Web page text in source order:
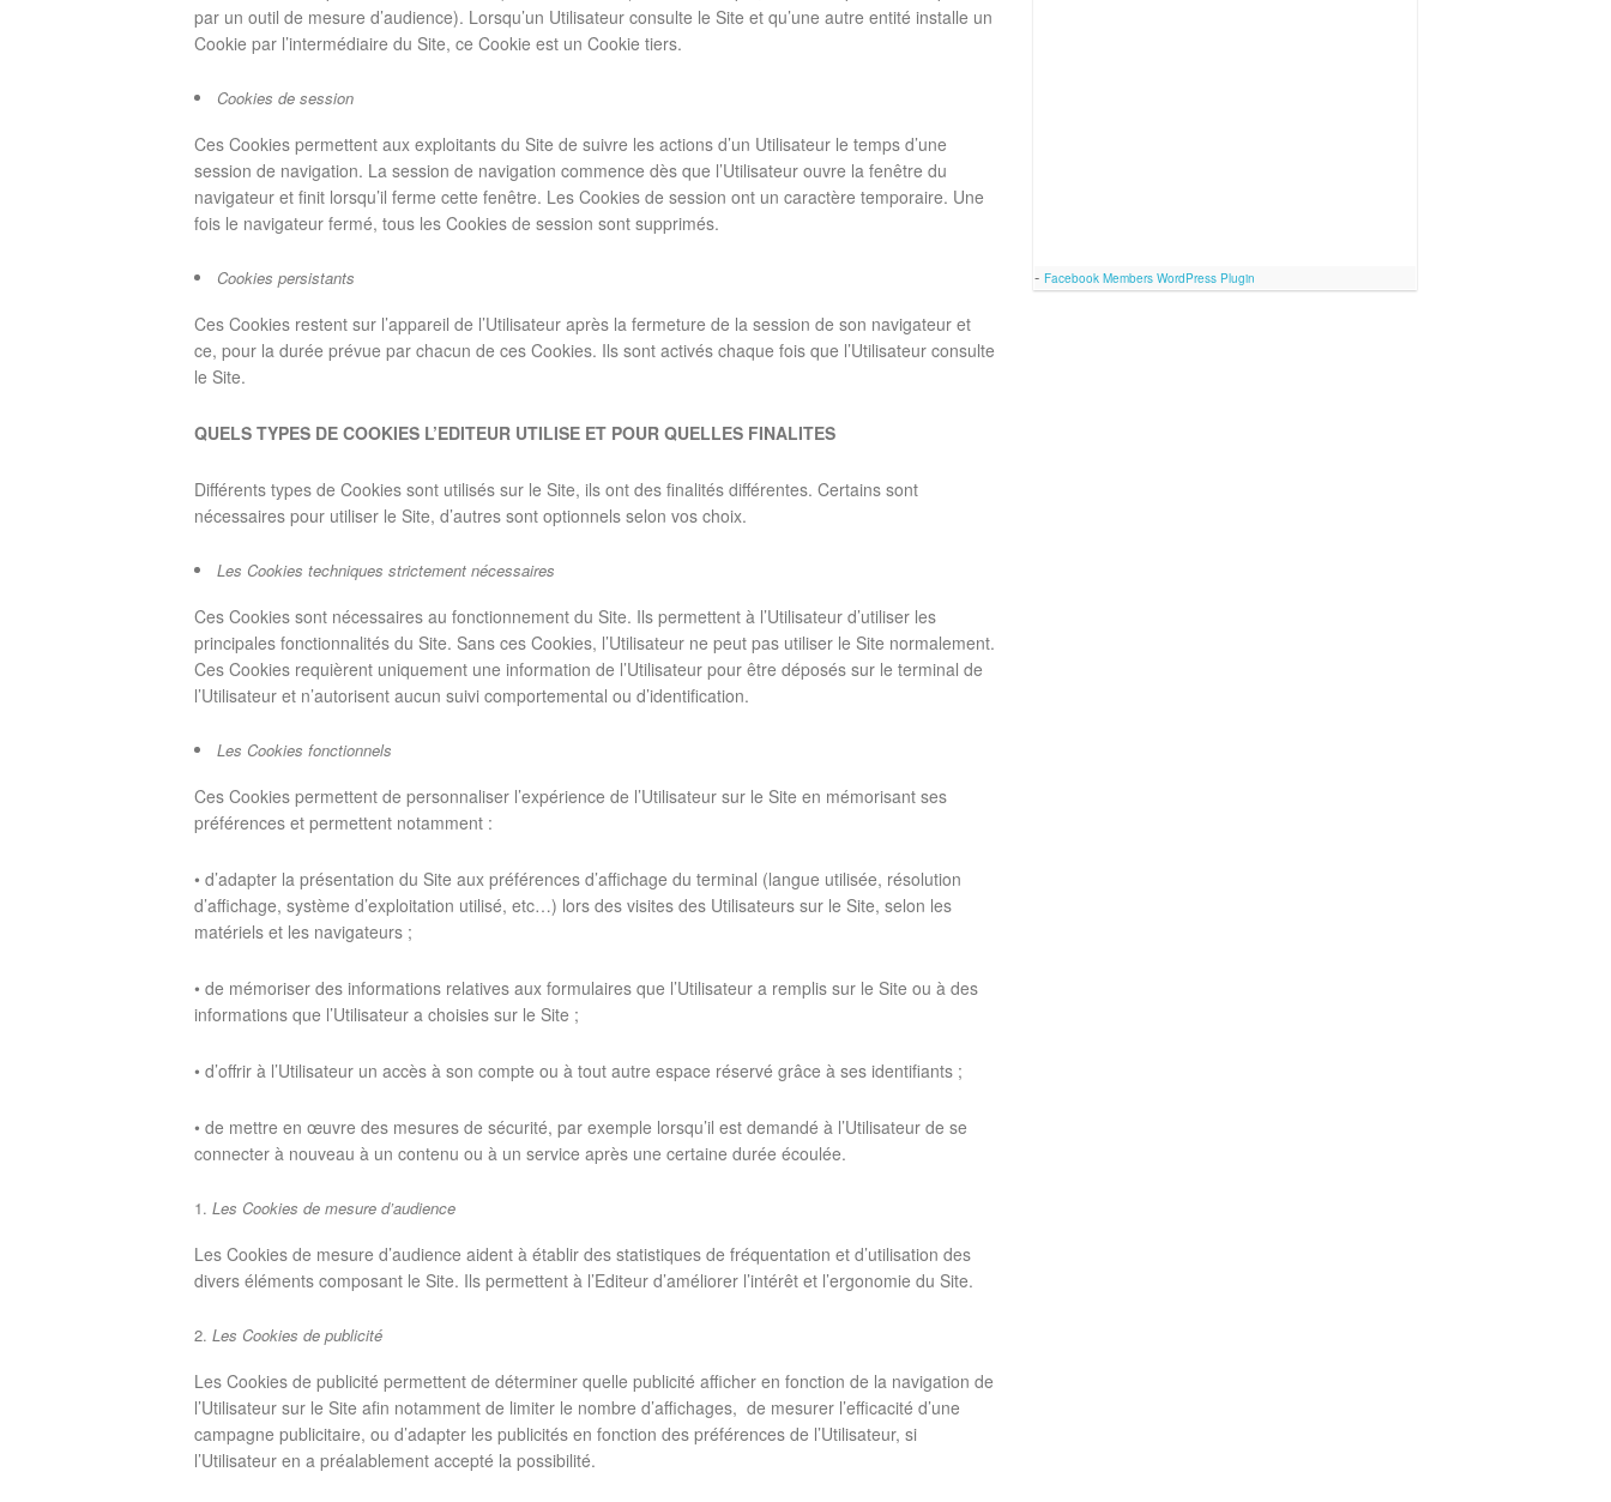
par un outil de mesure d’audience). Lorsqu’un Utilisateur consulte le Site et qu’une autre entité installe un
Cookie par l’intermédiaire du Site, ce Cookie est un Cookie tiers.
Cookies de session
Ces Cookies permettent aux exploitants du Site de suivre les actions d’un Utilisateur le temps d’une
session de navigation. La session de navigation commence dès que l’Utilisateur ouvre la fenêtre du
navigateur et finit lorsqu’il ferme cette fenêtre. Les Cookies de session ont un caractère temporaire. Une
fois le navigateur fermé, tous les Cookies de session sont supprimés.
Cookies persistants
Ces Cookies restent sur l’appareil de l’Utilisateur après la fermeture de la session de son navigateur et
ce, pour la durée prévue par chacun de ces Cookies. Ils sont activés chaque fois que l’Utilisateur consulte
le Site.
QUELS TYPES DE COOKIES L’EDITEUR UTILISE ET POUR QUELLES FINALITES
Différents types de Cookies sont utilisés sur le Site, ils ont des finalités différentes. Certains sont
nécessaires pour utiliser le Site, d’autres sont optionnels selon vos choix.
Les Cookies techniques strictement nécessaires
Ces Cookies sont nécessaires au fonctionnement du Site. Ils permettent à l’Utilisateur d’utiliser les
principales fonctionnalités du Site. Sans ces Cookies, l’Utilisateur ne peut pas utiliser le Site normalement.
Ces Cookies requièrent uniquement une information de l’Utilisateur pour être déposés sur le terminal de
l’Utilisateur et n’autorisent aucun suivi comportemental ou d’identification.
Les Cookies fonctionnels
Ces Cookies permettent de personnaliser l’expérience de l’Utilisateur sur le Site en mémorisant ses
préférences et permettent notamment :
• d’adapter la présentation du Site aux préférences d’affichage du terminal (langue utilisée, résolution
d’affichage, système d’exploitation utilisé, etc…) lors des visites des Utilisateurs sur le Site, selon les
matériels et les navigateurs ;
• de mémoriser des informations relatives aux formulaires que l’Utilisateur a remplis sur le Site ou à des
informations que l’Utilisateur a choisies sur le Site ;
• d’offrir à l’Utilisateur un accès à son compte ou à tout autre espace réservé grâce à ses identifiants ;
• de mettre en œuvre des mesures de sécurité, par exemple lorsqu’il est demandé à l’Utilisateur de se
connecter à nouveau à un contenu ou à un service après une certaine durée écoulée.
Les Cookies de mesure d’audience
Les Cookies de mesure d’audience aident à établir des statistiques de fréquentation et d’utilisation des
divers éléments composant le Site. Ils permettent à l’Editeur d’améliorer l’intérêt et l’ergonomie du Site.
Les Cookies de publicité
Les Cookies de publicité permettent de déterminer quelle publicité afficher en fonction de la navigation de
l’Utilisateur sur le Site afin notamment de limiter le nombre d’affichages, de mesurer l’efficacité d’une
campagne publicitaire, ou d’adapter les publicités en fonction des préférences de l’Utilisateur, si
l’Utilisateur en a préalablement accepté la possibilité.
-Facebook Members WordPress Plugin